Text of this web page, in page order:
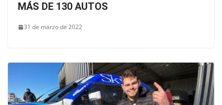
MÁS DE 130 AUTOS
31 de marzo de 2022